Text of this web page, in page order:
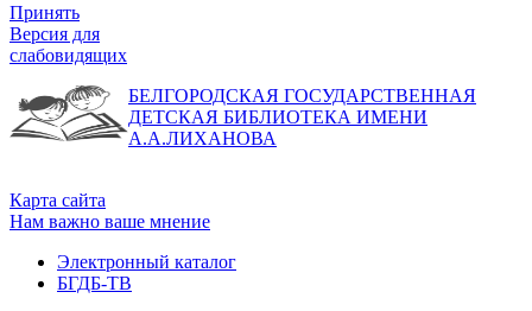
Принять
Версия для
слабовидящих
БЕЛГОРОДСКАЯ ГОСУДАРСТВЕННАЯ
ДЕТСКАЯ БИБЛИОТЕКА ИМЕНИ
А.А.ЛИХАНОВА
Карта сайта
Нам важно ваше мнение
Электронный каталог
БГДБ-ТВ